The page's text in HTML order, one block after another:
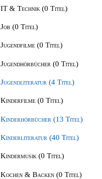
IT & Technik (0 Titel)
Job (0 Titel)
Jugendfilme (0 Titel)
Jugendhörbücher (0 Titel)
Jugendliteratur (4 Titel)
Kinderfilme (0 Titel)
Kinderhörbücher (13 Titel)
Kinderliteratur (40 Titel)
Kindermusik (0 Titel)
Kochen & Backen (0 Titel)